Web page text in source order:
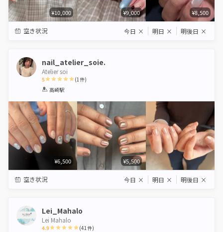
¥10,000 ¥9,000 ¥8,500
空き状況 今日 × 明日 × 明後日 ×
nail_atelier_soie.
Atelier soi
5
1 2 3 4
(1件)
高崎駅
¥6,500 ¥5,500
空き状況 今日 × 明日 × 明後日 ×
Lei_Mahalo
Lei Mahalo
4.9 (41件)